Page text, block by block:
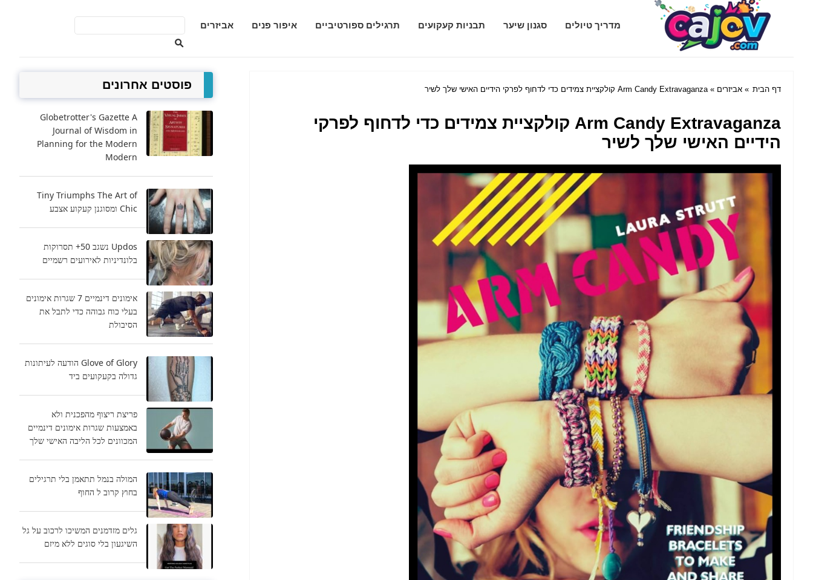
Cajov.com מדריך טיולים סגנון שיער תבניות קעקועים תרגילים ספורטיביים איפור פנים אביזרים
דף הבית » אביזרים » Arm Candy Extravaganza קולקציית צמידים כדי לדחוף לפרקי הידיים האישי שלך לשיר
Arm Candy Extravaganza קולקציית צמידים כדי לדחוף לפרקי
הידיים האישי שלך לשיר
פוסטים אחרונים
Globetrotter's Gazette A
Journal of Wisdom in
Planning for the Modern
Modern
Tiny Triumphs The Art of
Chic ומסוגנן קעקוע אצבע
Updos נשגב 50+ תסרוקות
בלונדיניות לאירועים רשמיים
אימונים דינמיים 7 שגרות אימונים
בעלי כוח גבוהה כדי לתבל את
הסיבולת
Glove of Glory הודעה לעיתונות
גדולה בקעקועים ביד
פריצת ריצוף מהפכנית ולא
באמצעות שגרות אימונים דינמיים
המכוונים לכל הליבה האישי שלך
המולה בנמל תתאמן בלי תרגילים
בחוץ קרוב ל החוף
גלים מזדמנים המשיכו לרכוב על גל
השיגעון בלי סוגים ללא מיזם